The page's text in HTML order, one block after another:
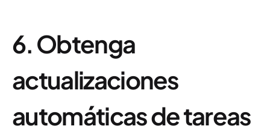
6. Obtenga
actualizaciones
automáticas de tareas